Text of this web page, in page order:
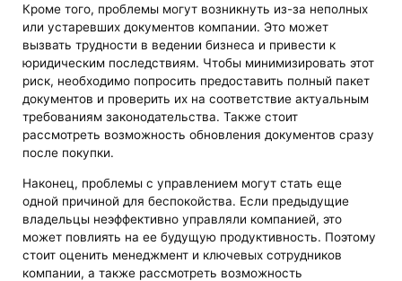
Кроме того, проблемы могут возникнуть из-за неполных
или устаревших документов компании. Это может
вызвать трудности в ведении бизнеса и привести к
юридическим последствиям. Чтобы минимизировать этот
риск, необходимо попросить предоставить полный пакет
документов и проверить их на соответствие актуальным
требованиям законодательства. Также стоит
рассмотреть возможность обновления документов сразу
после покупки.
Наконец, проблемы с управлением могут стать еще
одной причиной для беспокойства. Если предыдущие
владельцы неэффективно управляли компанией, это
может повлиять на ее будущую продуктивность. Поэтому
стоит оценить менеджмент и ключевых сотрудников
компании, а также рассмотреть возможность